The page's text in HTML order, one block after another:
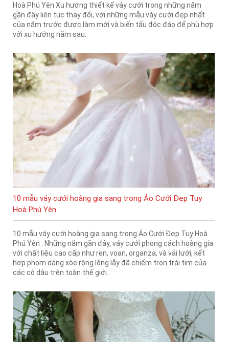
Hoà Phú Yên Xu hướng thiết kế váy cưới trong những năm
gần đây liên tục thay đổi, với những mẫu váy cưới đẹp nhất
của năm trước được làm mới và biến tấu độc đáo để phù hợp
với xu hướng năm sau.
10 mẫu váy cưới hoàng gia sang trong Áo Cưới Đẹp Tuy
Hoà Phú Yên
10 mẫu váy cưới hoàng gia sang trong Áo Cưới Đẹp Tuy Hoà
Phú Yên . Những năm gần đây, váy cưới phong cách hoàng gia
với chất liệu cao cấp như ren, voan, organza, và vải lưới, kết
hợp phom dáng xòe rộng lộng lẫy đã chiếm trọn trái tim của
các cô dâu trên toàn thế giới.